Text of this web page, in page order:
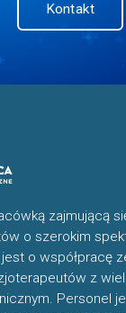
Kontakt
zajmującą
o szerokim
o współpracę
z
Personel